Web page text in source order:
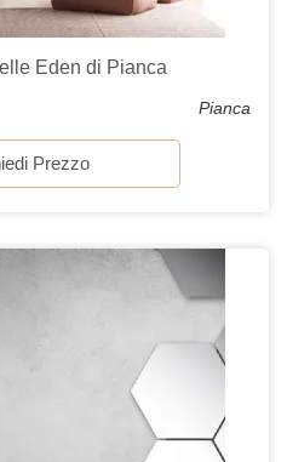
Eden di Pianca
Pianca
Prezzo